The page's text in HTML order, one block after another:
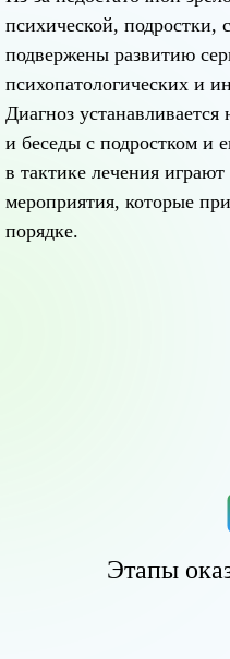
психической, подростки,
подвержены развитию
психопатологических и
Диагноз
и беседы с подростком и
в тактике лечения
мероприятия, которые
порядке.
Этапы